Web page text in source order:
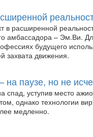
в расширенной
амбассадора – Эм.Ви.
будущего
захвата движения.
паузе, но не
спад, уступив место
однако технологии
медленно.